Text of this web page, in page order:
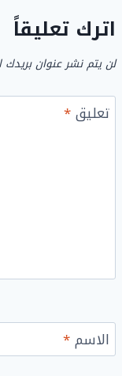
اترك تعليقاً
لن يتم نشر عنوان بريدك
تعليق*
الاسم*